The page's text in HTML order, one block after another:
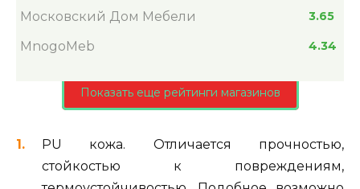
Московский Дом Мебели 3.65
MnogoMeb 4.34
Показать еще рейтинги магазинов
PU кожа. Отличается прочностью,
стойкостью к повреждениям,